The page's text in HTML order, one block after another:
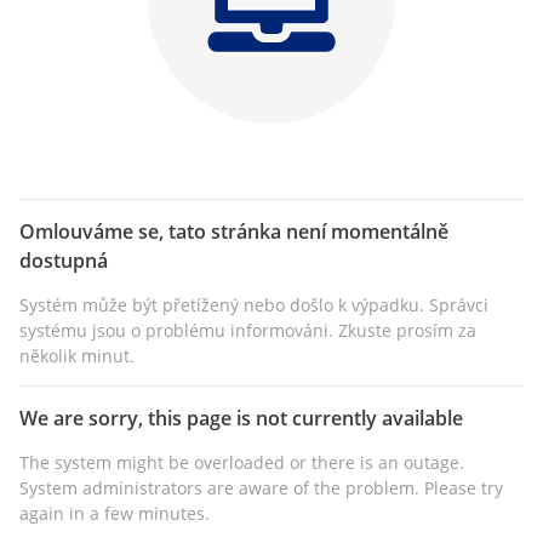
Omlouváme se, tato stránka není momentálně
dostupná
Systém může být přetížený nebo došlo k výpadku. Správci
systému jsou o problému informováni. Zkuste prosím za
několik minut.
We are sorry, this page is not currently available
The system might be overloaded or there is an outage.
System administrators are aware of the problem. Please try
again in a few minutes.